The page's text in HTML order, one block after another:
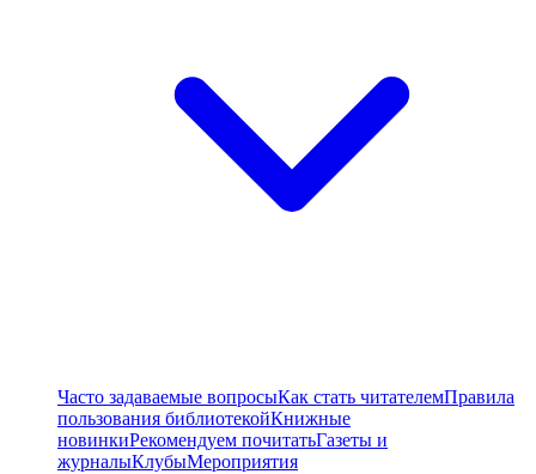
Часто задаваемые вопросыКак стать читателемПравила
пользования библиотекойКнижные
новинкиРекомендуем почитатьГазеты и
журналыКлубыМероприятия